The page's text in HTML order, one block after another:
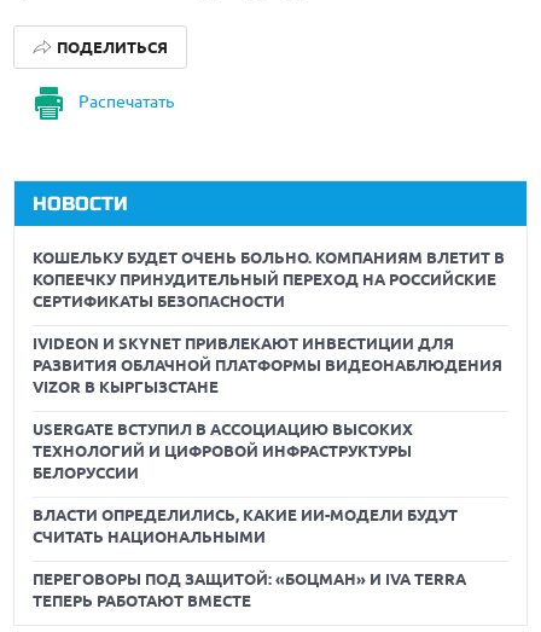
Распечатать
ПОДЕЛИТЬСЯ
НОВОСТИ
КОШЕЛЬКУ БУДЕТ ОЧЕНЬ БОЛЬНО. КОМПАНИЯМ ВЛЕТИТ В
КОПЕЕЧКУ ПРИНУДИТЕЛЬНЫЙ ПЕРЕХОД НА РОССИЙСКИЕ
СЕРТИФИКАТЫ БЕЗОПАСНОСТИ
IVIDEON И SKYNET ПРИВЛЕКАЮТ ИНВЕСТИЦИИ ДЛЯ
РАЗВИТИЯ ОБЛАЧНОЙ ПЛАТФОРМЫ ВИДЕОНАБЛЮДЕНИЯ
VIZOR В КЫРГЫЗСТАНЕ
USERGATE ВСТУПИЛ В АССОЦИАЦИЮ ВЫСОКИХ
ТЕХНОЛОГИЙ И ЦИФРОВОЙ ИНФРАСТРУКТУРЫ
БЕЛОРУССИИ
ВЛАСТИ ОПРЕДЕЛИЛИСЬ, КАКИЕ ИИ-МОДЕЛИ БУДУТ
СЧИТАТЬ НАЦИОНАЛЬНЫМИ
ПЕРЕГОВОРЫ ПОД ЗАЩИТОЙ: «БОЦМАН» И IVA TERRA
ТЕПЕРЬ РАБОТАЮТ ВМЕСТЕ